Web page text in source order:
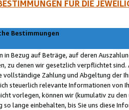
FÜR DIE
Bestimmungen
in Bezug auf Beträge, auf deren
zu denen wir gesetzlich verpflichtet
vollständige Zahlung und Abgeltung der
steuerlich relevante Informationen von
vorlegen, können wir (kumulativ zu
so lange einbehalten, bis Sie uns diese